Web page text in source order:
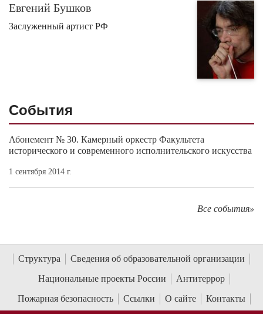
Евгений Бушков
Заслуженный артист РФ
События
Абонемент № 30. Камерный оркестр Факультета
исторического и современного исполнительского искусства
1 сентября 2014 г.
Все события»
Структура
Сведения об образовательной организации
Национальные проекты России
Антитеррор
Пожарная безопасность
Ссылки О сайте Контакты